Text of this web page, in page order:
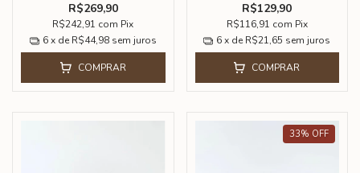
R$269,90
R$242,91 com Pix
6 x de R$44,98 sem juros
COMPRAR
R$129,90
R$116,91 com Pix
6 x de R$21,65 sem juros
COMPRAR
33% OFF